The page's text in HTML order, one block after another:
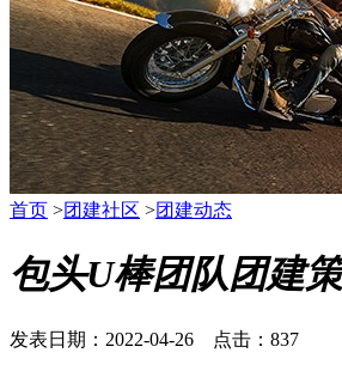
首页 >团建社区 >团建动态
包头U棒团队团建
发表日期：2022-04-26 点击：837